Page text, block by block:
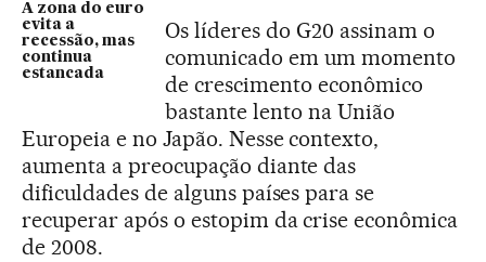
A zona do euro
evita a
recessão, mas
continua
estancada
Os líderes do G20 assinam o
comunicado em um momento
de crescimento econômico
bastante lento na União
Europeia e no Japão. Nesse contexto,
aumenta a preocupação diante das
dificuldades de alguns países para se
recuperar após o estopim da crise econômica
de 2008.